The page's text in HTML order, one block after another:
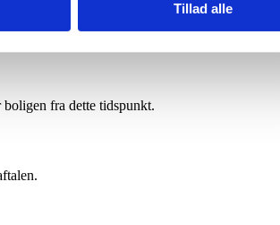
Tillad alle
fra dette tidspunkt.